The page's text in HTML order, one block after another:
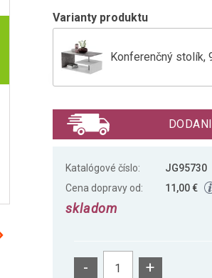
Varianty produktu
Konferenčný stolík,
Konferenčný
Katalógové číslo:
JG95730
Cena dopravy od:
11,00 €
skladom
- +